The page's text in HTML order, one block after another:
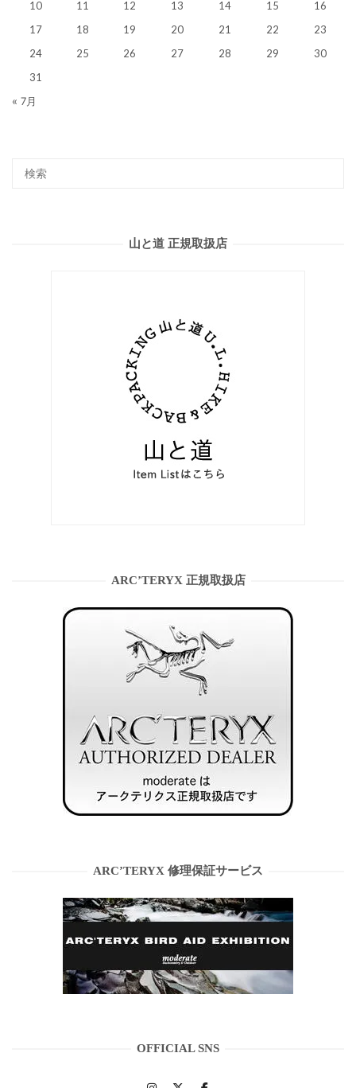
10 11 12 13 14 15
16
17
18 19 20 21 22
23
24
25 26 27 28 29
30
31
« 7月
山と道 正規取扱店
ARC’TERYX 正規取扱店
ARC’TERYX 修理保証サービス
OFFICIAL SNS